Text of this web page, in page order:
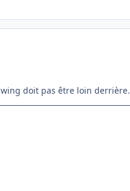
doit pas être loin derrière.